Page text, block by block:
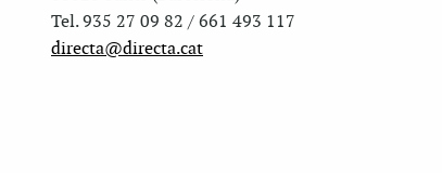
Tel. 935 27 09 82 / 661 493 117
directa@directa.cat